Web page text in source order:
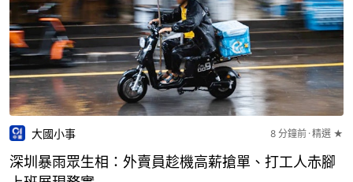
大國小事 8 分鐘前 精選 ★
深圳暴雨眾生相：外賣員趁機高薪搶單、打工人赤腳
上班展現務實